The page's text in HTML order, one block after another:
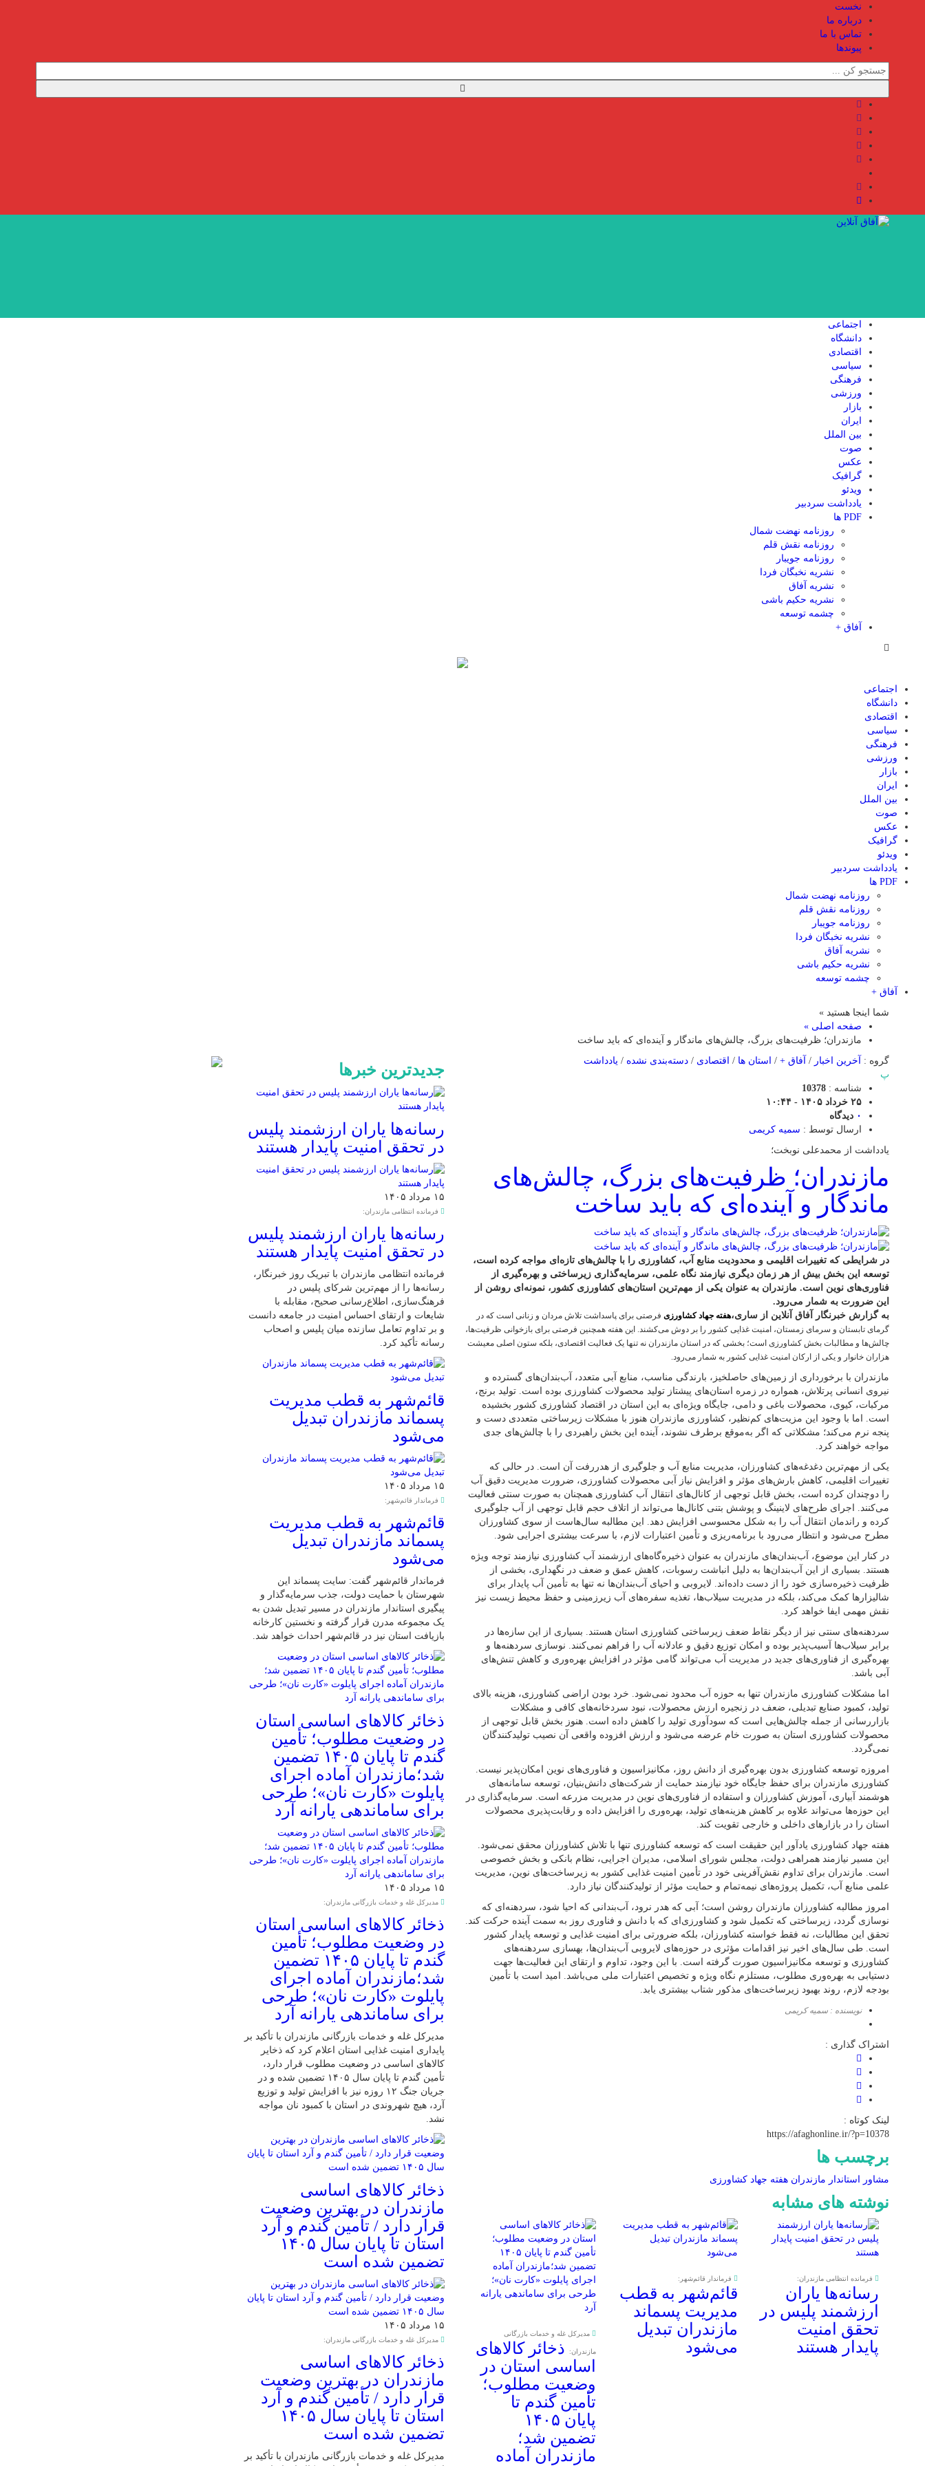
نخست
درباره ما
تماس با ما
پیوندها
اجتماعی
دانشگاه
اقتصادی
سیاسی
فرهنگی
ورزشی
بازار
ایران
بین الملل
صوت
عکس
گرافیک
ویدئو
یادداشت سردبیر
PDF ها
روزنامه نهضت شمال
روزنامه نقش قلم
روزنامه جویبار
نشریه نخبگان فردا
نشریه آفاق
نشریه حکیم باشی
چشمه توسعه
آفاق +
اجتماعی
دانشگاه
اقتصادی
سیاسی
فرهنگی
ورزشی
بازار
ایران
بین الملل
صوت
عکس
گرافیک
ویدئو
یادداشت سردبیر
PDF ها
روزنامه نهضت شمال
روزنامه نقش قلم
روزنامه جویبار
نشریه نخبگان فردا
نشریه آفاق
نشریه حکیم باشی
چشمه توسعه
آفاق +
شما اینجا هستید »
صفحه اصلی »
مازندران؛ ظرفیت‌های بزرگ، چالش‌های ماندگار و آینده‌ای که باید ساخت
گروه :
آخرین اخبار / آفاق + / استان ها / اقتصادی / دسته‌بندی نشده / یادداشت
پ
شناسه : 10378
۲۵ خرداد ۱۴۰۵ - ۱۰:۴۴
۰ دیدگاه
ارسال توسط : سمیه کریمی
یادداشت از محمدعلی نوبخت؛
مازندران؛ ظرفیت‌های بزرگ، چالش‌های
ماندگار و آینده‌ای که باید ساخت
در شرایطی که تغییرات اقلیمی و محدودیت منابع آب، کشاورزی را با چالش‌های تازه‌ای مواجه کرده است،
توسعه این بخش بیش از هر زمان دیگری نیازمند نگاه علمی، سرمایه‌گذاری زیرساختی و بهره‌گیری از
فناوری‌های نوین است. مازندران به عنوان یکی از مهم‌ترین استان‌های کشاورزی کشور، نمونه‌ای روشن از
این ضرورت به شمار می‌رود.
به گزارش خبرنگار آفاق آنلاین از ساری،هفته جهاد کشاورزی فرصتی برای پاسداشت تلاش مردان و زنانی است که در
گرمای تابستان و سرمای زمستان، امنیت غذایی کشور را بر دوش می‌کشند. این هفته همچنین فرصتی برای بازخوانی ظرفیت‌ها،
چالش‌ها و مطالبات بخش کشاورزی است؛ بخشی که در استان مازندران نه تنها یک فعالیت اقتصادی، بلکه ستون اصلی معیشت
هزاران خانوار و یکی از ارکان امنیت غذایی کشور به شمار می‌رود.
مازندران با برخورداری از زمین‌های حاصلخیز، بارندگی مناسب، منابع آبی متعدد، آب‌بندان‌های گسترده و
نیروی انسانی پرتلاش، همواره در زمره استان‌های پیشتاز تولید محصولات کشاورزی بوده است. تولید برنج،
مرکبات، کیوی، محصولات باغی و دامی، جایگاه ویژه‌ای به این استان در اقتصاد کشاورزی کشور بخشیده
است. اما با وجود این مزیت‌های کم‌نظیر، کشاورزی مازندران هنوز با مشکلات زیرساختی متعددی دست و
پنجه نرم می‌کند؛ مشکلاتی که اگر به‌موقع برطرف نشوند، آینده این بخش راهبردی را با چالش‌های جدی
مواجه خواهند کرد.
یکی از مهم‌ترین دغدغه‌های کشاورزان، مدیریت منابع آب و جلوگیری از هدررفت آن است. در حالی که
تغییرات اقلیمی، کاهش بارش‌های مؤثر و افزایش نیاز آبی محصولات کشاورزی، ضرورت مدیریت دقیق آب
را دوچندان کرده است، بخش قابل توجهی از کانال‌های انتقال آب کشاورزی همچنان به صورت سنتی فعالیت
می‌کنند. اجرای طرح‌های لاینینگ و پوشش بتنی کانال‌ها می‌تواند از اتلاف حجم قابل توجهی از آب جلوگیری
کرده و راندمان انتقال آب را به شکل محسوسی افزایش دهد. این مطالبه سال‌هاست از سوی کشاورزان
مطرح می‌شود و انتظار می‌رود با برنامه‌ریزی و تأمین اعتبارات لازم، با سرعت بیشتری اجرایی شود.
در کنار این موضوع، آب‌بندان‌های مازندران به عنوان ذخیره‌گاه‌های ارزشمند آب کشاورزی نیازمند توجه ویژه
هستند. بسیاری از این آب‌بندان‌ها به دلیل انباشت رسوبات، کاهش عمق و ضعف در نگهداری، بخشی از
ظرفیت ذخیره‌سازی خود را از دست داده‌اند. لایروبی و احیای آب‌بندان‌ها نه تنها به تأمین آب پایدار برای
شالیزارها کمک می‌کند، بلکه در مدیریت سیلاب‌ها، تغذیه سفره‌های آب زیرزمینی و حفظ محیط زیست نیز
نقش مهمی ایفا خواهد کرد.
سردهنه‌های سنتی نیز از دیگر نقاط ضعف زیرساختی کشاورزی استان هستند. بسیاری از این سازه‌ها در
برابر سیلاب‌ها آسیب‌پذیر بوده و امکان توزیع دقیق و عادلانه آب را فراهم نمی‌کنند. نوسازی سردهنه‌ها و
بهره‌گیری از فناوری‌های جدید در مدیریت آب می‌تواند گامی مؤثر در افزایش بهره‌وری و کاهش تنش‌های
آبی باشد.
اما مشکلات کشاورزی مازندران تنها به حوزه آب محدود نمی‌شود. خرد بودن اراضی کشاورزی، هزینه بالای
تولید، کمبود صنایع تبدیلی، ضعف در زنجیره ارزش محصولات، نبود سردخانه‌های کافی و مشکلات
بازاررسانی از جمله چالش‌هایی است که سودآوری تولید را کاهش داده است. هنوز بخش قابل توجهی از
محصولات کشاورزی استان به صورت خام عرضه می‌شود و ارزش افزوده واقعی آن نصیب تولیدکنندگان
نمی‌گردد.
امروزه توسعه کشاورزی بدون بهره‌گیری از دانش روز، مکانیزاسیون و فناوری‌های نوین امکان‌پذیر نیست.
کشاورزی مازندران برای حفظ جایگاه خود نیازمند حمایت از شرکت‌های دانش‌بنیان، توسعه سامانه‌های
هوشمند آبیاری، آموزش کشاورزان و استفاده از فناوری‌های نوین در مدیریت مزرعه است. سرمایه‌گذاری در
این حوزه‌ها می‌تواند علاوه بر کاهش هزینه‌های تولید، بهره‌وری را افزایش داده و رقابت‌پذیری محصولات
استان را در بازارهای داخلی و خارجی تقویت کند.
هفته جهاد کشاورزی یادآور این حقیقت است که توسعه کشاورزی تنها با تلاش کشاورزان محقق نمی‌شود.
این مسیر نیازمند همراهی دولت، مجلس شورای اسلامی، مدیران اجرایی، نظام بانکی و بخش خصوصی
است. مازندران برای تداوم نقش‌آفرینی خود در تأمین امنیت غذایی کشور به زیرساخت‌های نوین، مدیریت
علمی منابع آب، تکمیل پروژه‌های نیمه‌تمام و حمایت مؤثر از تولیدکنندگان نیاز دارد.
امروز مطالبه کشاورزان مازندران روشن است؛ آبی که هدر نرود، آب‌بندانی که احیا شود، سردهنه‌ای که
نوسازی گردد، زیرساختی که تکمیل شود و کشاورزی‌ای که با دانش و فناوری روز به سمت آینده حرکت کند.
تحقق این مطالبات، نه فقط خواسته کشاورزان، بلکه ضرورتی برای امنیت غذایی و توسعه پایدار کشور
است. طی سال‌های اخیر نیز اقدامات مؤثری در حوزه‌های لایروبی آب‌بندان‌ها، بهسازی سردهنه‌های
کشاورزی و توسعه مکانیزاسیون صورت گرفته است. با این وجود، تداوم و ارتقای این فعالیت‌ها جهت
دستیابی به بهره‌وری مطلوب، مستلزم نگاه ویژه و تخصیص اعتبارات ملی می‌باشد. امید است با تأمین
بودجه لازم، روند بهبود زیرساخت‌های مذکور شتاب بیشتری یابد.
نویسنده : سمیه کریمی
اشتراک گذاری :
لینک کوتاه :
https://afaghonline.ir/?p=10378
برچسب ها
مشاور استاندار مازندران هفته جهاد کشاورزی
نوشته های مشابه
فرمانده انتظامی مازندران:
رسانه‌ها یاران
ارزشمند پلیس در
تحقق امنیت
پایدار هستند
فرماندار قائم‌شهر:
قائم‌شهر به قطب
مدیریت پسماند
مازندران تبدیل
می‌شود
مدیرکل غله و خدمات بازرگانی
مازندران:
ذخائر کالاهای
اساسی استان در
وضعیت مطلوب؛
تأمین گندم تا
پایان ۱۴۰۵
تضمین شد؛
مازندران آماده
جدیدترین خبرها
رسانه‌ها یاران ارزشمند پلیس
در تحقق امنیت پایدار هستند
۱۵ مرداد ۱۴۰۵
فرمانده انتظامی مازندران:
رسانه‌ها یاران ارزشمند پلیس
در تحقق امنیت پایدار هستند
فرمانده انتظامی مازندران با تبریک روز خبرنگار،
رسانه‌ها را از مهم‌ترین شرکای پلیس در
فرهنگ‌سازی، اطلاع‌رسانی صحیح، مقابله با
شایعات و ارتقای احساس امنیت در جامعه دانست
و بر تداوم تعامل سازنده میان پلیس و اصحاب
رسانه تأکید کرد.
قائم‌شهر به قطب مدیریت
پسماند مازندران تبدیل
می‌شود
۱۵ مرداد ۱۴۰۵
فرماندار قائم‌شهر:
قائم‌شهر به قطب مدیریت
پسماند مازندران تبدیل
می‌شود
فرماندار قائم‌شهر گفت: سایت پسماند این
شهرستان با حمایت دولت، جذب سرمایه‌گذار و
پیگیری استاندار مازندران در مسیر تبدیل شدن به
یک مجموعه مدرن قرار گرفته و نخستین کارخانه
بازیافت استان نیز در قائم‌شهر احداث خواهد شد.
ذخائر کالاهای اساسی استان
در وضعیت مطلوب؛ تأمین
گندم تا پایان ۱۴۰۵ تضمین
شد؛مازندران آماده اجرای
پایلوت «کارت نان»؛ طرحی
برای ساماندهی یارانه آرد
۱۵ مرداد ۱۴۰۵
مدیرکل غله و خدمات بازرگانی مازندران:
ذخائر کالاهای اساسی استان
در وضعیت مطلوب؛ تأمین
گندم تا پایان ۱۴۰۵ تضمین
شد؛مازندران آماده اجرای
پایلوت «کارت نان»؛ طرحی
برای ساماندهی یارانه آرد
مدیرکل غله و خدمات بازرگانی مازندران با تأکید بر
پایداری امنیت غذایی استان اعلام کرد که ذخایر
کالاهای اساسی در وضعیت مطلوب قرار دارد،
تأمین گندم تا پایان سال ۱۴۰۵ تضمین شده و در
جریان جنگ ۱۲ روزه نیز با افزایش تولید و توزیع
آرد، هیچ شهروندی در استان با کمبود نان مواجه
نشد.
ذخائر کالاهای اساسی
مازندران در بهترین وضعیت
قرار دارد / تأمین گندم و آرد
استان تا پایان سال ۱۴۰۵
تضمین شده است
۱۵ مرداد ۱۴۰۵
مدیرکل غله و خدمات بازرگانی مازندران:
ذخائر کالاهای اساسی
مازندران در بهترین وضعیت
قرار دارد / تأمین گندم و آرد
استان تا پایان سال ۱۴۰۵
تضمین شده است
مدیرکل غله و خدمات بازرگانی مازندران با تأکید بر